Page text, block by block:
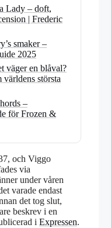
Lady – doft,
| Frederic
smaker –
2025
väger en blåval?
världens största
–
för Frozen &
och Viggo
via
under våren
varade endast
det tog slut,
beskrev i en
i Expressen.